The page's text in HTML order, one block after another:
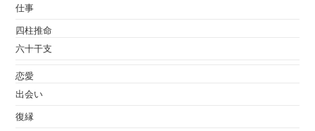
仕事
四柱推命
六十干支
恋愛
出会い
復縁